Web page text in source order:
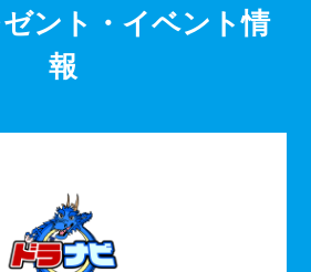
ント・イベント情
報